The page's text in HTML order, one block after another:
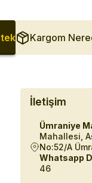
Kargom
İletişim
Ümraniye
Mahallesi,
No:52/A
Whatsapp
46